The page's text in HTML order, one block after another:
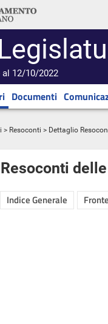
12/10/2022
Documenti
> Resoconti > Dettaglio
Resoconti
Indice Generale